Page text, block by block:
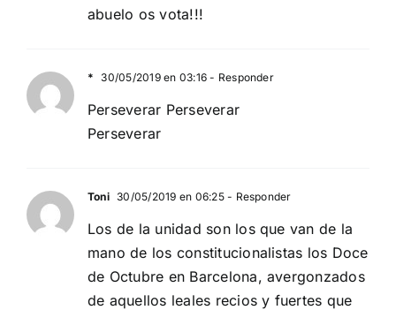
abuelo os vota!!!
* 30/05/2019 en 03:16 - Responder
Perseverar Perseverar
Perseverar
Toni 30/05/2019 en 06:25- Responder
Los de la unidad son los que van de la
mano de los constitucionalistas los Doce
de Octubre en Barcelona, avergonzados
de aquellos leales recios y fuertes que